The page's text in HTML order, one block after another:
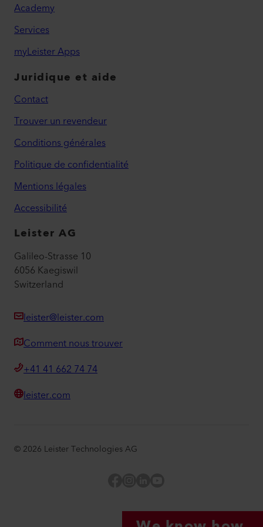
Academy
Services
myLeister Apps
Juridique et aide
Contact
Trouver un revendeur
Conditions générales
Politique de confidentialité
Mentions légales
Accessibilité
Leister AG
Galileo-Strasse 10
6056 Kaegiswil
Switzerland
leister@leister.com
Comment nous trouver
+41 41 662 74 74
leister.com
© 2026 Leister Technologies AG